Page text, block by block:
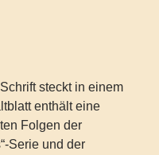
steckt in einem
enthält eine
Folgen der
Serie und der